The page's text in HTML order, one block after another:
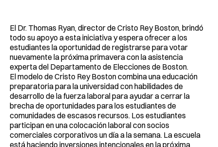
El Dr. Thomas Ryan, director de Cristo Rey Boston, brindó
todo su apoyo a esta iniciativa y espera ofrecer a los
estudiantes la oportunidad de registrarse para votar
nuevamente la próxima primavera con la asistencia
experta del Departamento de Elecciones de Boston.
El modelo de Cristo Rey Boston combina una educación
preparatoria para la universidad con habilidades de
desarrollo de la fuerza laboral para ayudar a cerrar la
brecha de oportunidades para los estudiantes de
comunidades de escasos recursos. Los estudiantes
participan en una colocación laboral con socios
comerciales corporativos un día a la semana. La escuela
está haciendo inversiones intencionales en la próxima